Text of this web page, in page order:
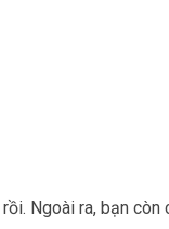
Ngoài ra, bạn còn